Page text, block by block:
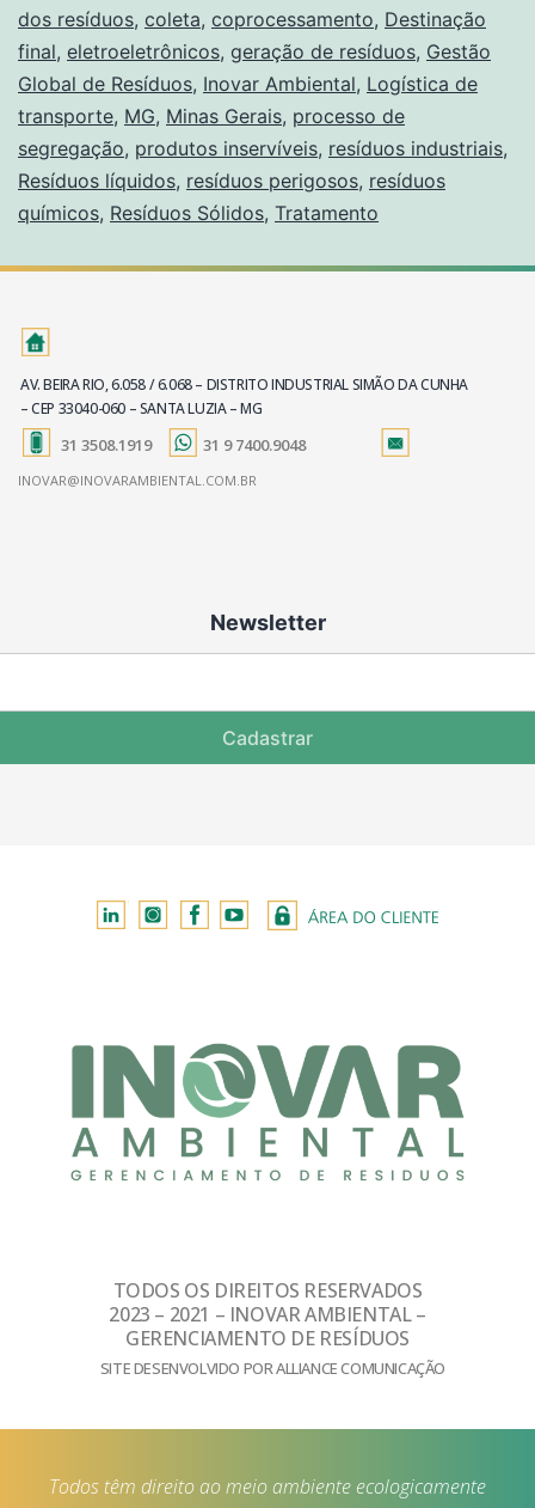
dos resíduos, coleta, coprocessamento, Destinação
final, eletroeletrônicos, geração de resíduos, Gestão
Global de Resíduos, Inovar Ambiental, Logística de
transporte, MG, Minas Gerais, processo de
segregação, produtos inservíveis, resíduos industriais,
Resíduos líquidos, resíduos perigosos, resíduos
químicos, Resíduos Sólidos, Tratamento
AV. BEIRA RIO, 6.058 / 6.068 – DISTRITO INDUSTRIAL SIMÃO DA CUNHA
– CEP 33040-060 – SANTA LUZIA – MG
31 3508.1919 31 9 7400.9048
INOVAR@INOVARAMBIENTAL.COM.BR
Newsletter
Cadastrar
TODOS OS DIREITOS RESERVADOS
2023 – 2021 – INOVAR AMBIENTAL –
GERENCIAMENTO DE RESÍDUOS
SITE DESENVOLVIDO POR ALLIANCE COMUNICAÇÃO
Todos têm direito ao meio ambiente ecologicamente